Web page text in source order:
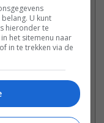
voor op 180°C.
gevolgd
met de
in de oven
U kunt
hieronder te
het sitemenu naar
in te trekken via de